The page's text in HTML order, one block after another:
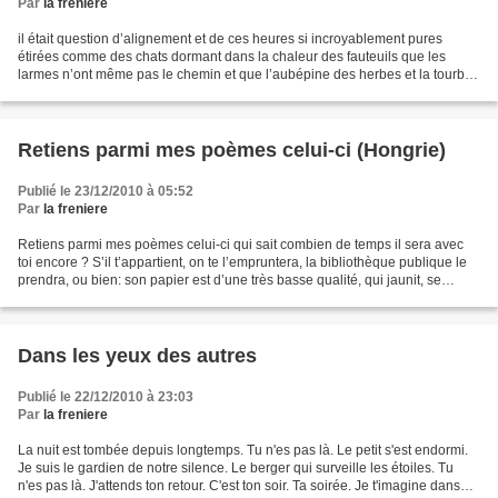
Par la freniere
il était question d’alignement et de ces heures si incroyablement pures
étirées comme des chats dormant dans la chaleur des fauteuils que les
larmes n’ont même pas le chemin et que l’aubépine des herbes et la tourbe
Retiens parmi mes poèmes celui-ci (Hongrie)
Publié le 23/12/2010 à 05:52
Par la freniere
Retiens parmi mes poèmes celui-ci qui sait combien de temps il sera avec
toi encore ? S’il t’appartient, on te l’empruntera, la bibliothèque publique le
prendra, ou bien: son papier est d’une très basse qualité, qui jaunit, se
Dans les yeux des autres
Publié le 22/12/2010 à 23:03
Par la freniere
La nuit est tombée depuis longtemps. Tu n'es pas là. Le petit s'est endormi.
Je suis le gardien de notre silence. Le berger qui surveille les étoiles. Tu
n'es pas là. J'attends ton retour. C'est ton soir. Ta soirée. Je t'imagine dans